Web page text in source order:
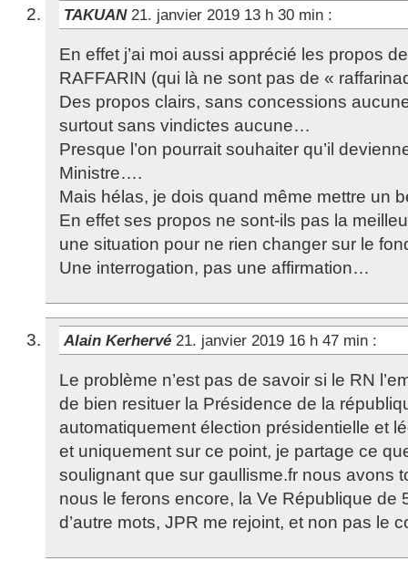
TAKUAN 21. janvier 2019 13 h 30 min :
En effet j’ai moi aussi apprécié les propos
RAFFARIN (qui là ne sont pas de «
Des propos clairs, sans concessions
surtout sans vindictes aucune…
Presque l’on pourrait souhaiter qu’il
Ministre….
Mais hélas, je dois quand même mettre un
En effet ses propos ne sont-ils pas la
une situation pour ne rien changer sur le
Une interrogation, pas une affirmation…
Alain Kerhervé 21. janvier 2019 16 h 47 min :
Le problème n’est pas de savoir si le RN
de bien resituer la Présidence de la
automatiquement élection présidentielle et
et uniquement sur ce point, je partage ce
soulignant que sur gaullisme.fr nous avons
nous le ferons encore, la Ve République de
d’autre mots, JPR me rejoint, et non pas le